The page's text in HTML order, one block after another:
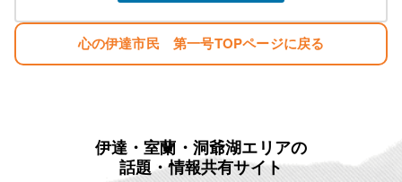
心の伊達市民 第一号TOPページに戻る
伊達・室蘭・洞爺湖エリアの
話題・情報共有サイト